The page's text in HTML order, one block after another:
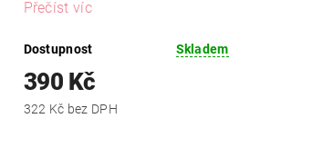
Přečíst víc
Dostupnost Skladem
390 Kč
322 Kč bez DPH